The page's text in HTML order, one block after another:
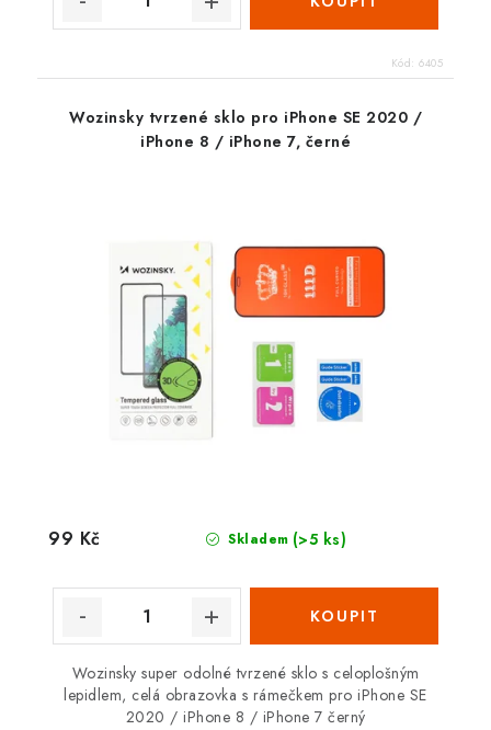
Kód: 6405
Wozinsky tvrzené sklo pro iPhone SE 2020 /
iPhone 8 / iPhone 7, černé
Skladem (>5 ks)
99 Kč
Wozinsky super odolné tvrzené sklo s celoplošným
lepidlem, celá obrazovka s rámečkem pro iPhone SE
2020 / iPhone 8 / iPhone 7 černý